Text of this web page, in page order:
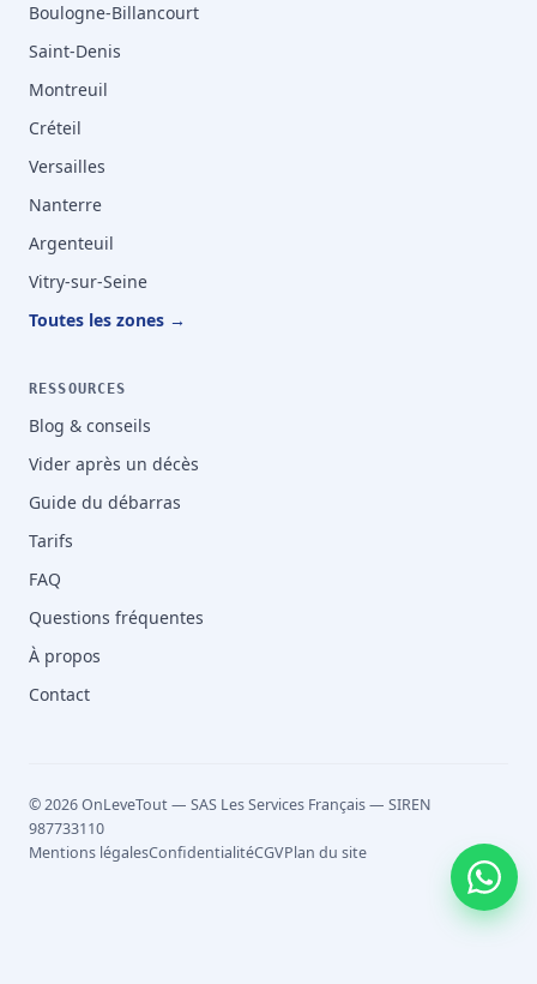
Boulogne-Billancourt
Saint-Denis
Montreuil
Créteil
Versailles
Nanterre
Argenteuil
Vitry-sur-Seine
Toutes les zones →
RESSOURCES
Blog & conseils
Vider après un décès
Guide du débarras
Tarifs
FAQ
Questions fréquentes
À propos
Contact
© 2026 OnLeveTout — SAS Les Services Français — SIREN
987733110
Mentions légalesConfidentialitéCGVPlan du site